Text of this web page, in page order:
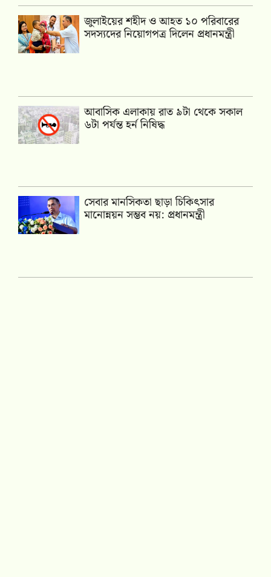
জুলাইয়ের শহীদ ও আহত ১০ পরিবারের
সদস্যদের নিয়োগপত্র দিলেন প্রধানমন্ত্রী
আবাসিক এলাকায় রাত ৯টা থেকে সকাল
৬টা পর্যন্ত হর্ন নিষিদ্ধ
সেবার মানসিকতা ছাড়া চিকিৎসার
মানোন্নয়ন সম্ভব নয়: প্রধানমন্ত্রী